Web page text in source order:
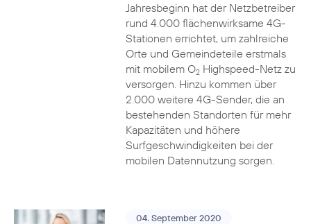
Jahresbeginn hat der Netzbetreiber
rund 4.000 flächenwirksame 4G-
Stationen errichtet, um zahlreiche
Orte und Gemeindeteile erstmals
mit mobilem O2Highspeed-Netz zu
versorgen. Hinzu kommen über
2.000 weitere 4G-Sender, die an
bestehenden Standorten für mehr
Kapazitäten und höhere
Surfgeschwindigkeiten bei der
mobilen Datennutzung sorgen.
04. September 2020